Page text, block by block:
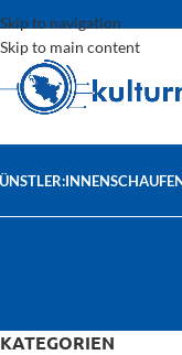
Skip to navigation
Skip to main content
KATEGORIEN